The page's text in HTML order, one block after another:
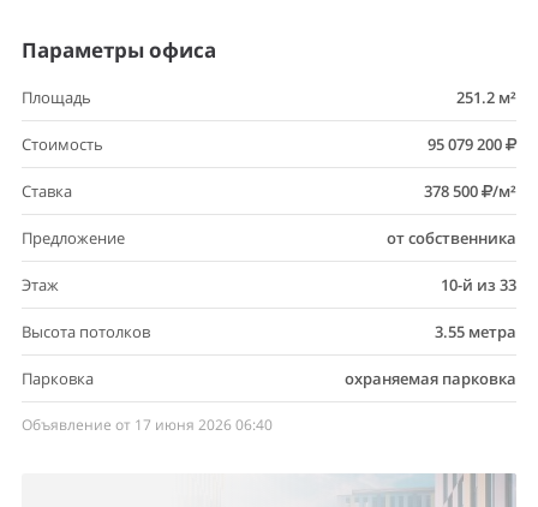
Параметры офиса
Площадь 251.2 м²
Стоимость 95 079 200
Ставка 378 500 /м²
Предложение от собственника
Этаж 10-й из 33
Высота потолков 3.55 метра
Парковка охраняемая парковка
Объявление от 17 июня 2026 06:40